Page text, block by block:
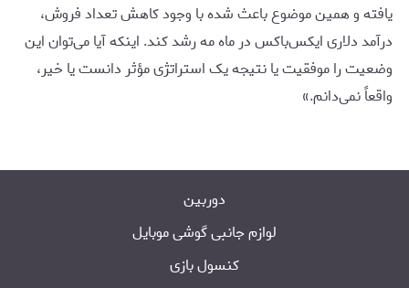
یافته و همین موضوع باعث شده با وجود کاهش تعداد فروش،
درآمد دلاری ایکس‌باکس در ماه مه رشد کند. اینکه آیا می‌توان این
وضعیت را موفقیت یا نتیجه یک استراتژی مؤثر دانست یا خیر،
واقعاً نمی‌دانم.»
دوربین
لوازم جانبی گوشی موبایل
کنسول بازی